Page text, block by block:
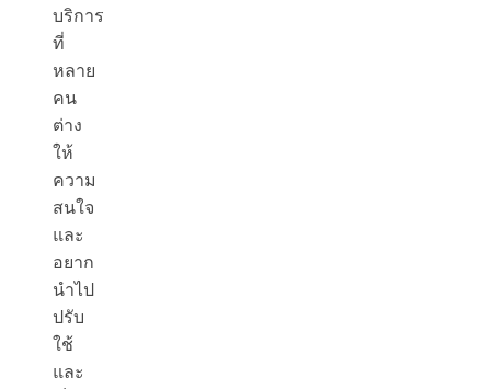
บริการ
ที่
หลาย
คน
ต่าง
ให้
ความ
สนใจ
และ
อยาก
นำไป
ปรับ
ใช้
และ